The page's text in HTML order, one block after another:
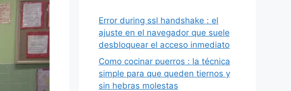
Error during ssl handshake : el
ajuste en el navegador que suele
desbloquear el acceso inmediato
Como cocinar puerros : la técnica
simple para que queden tiernos y
sin hebras molestas